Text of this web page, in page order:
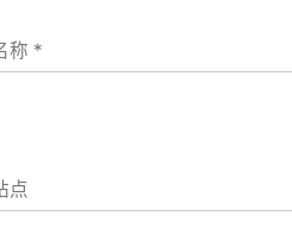
称 *
点